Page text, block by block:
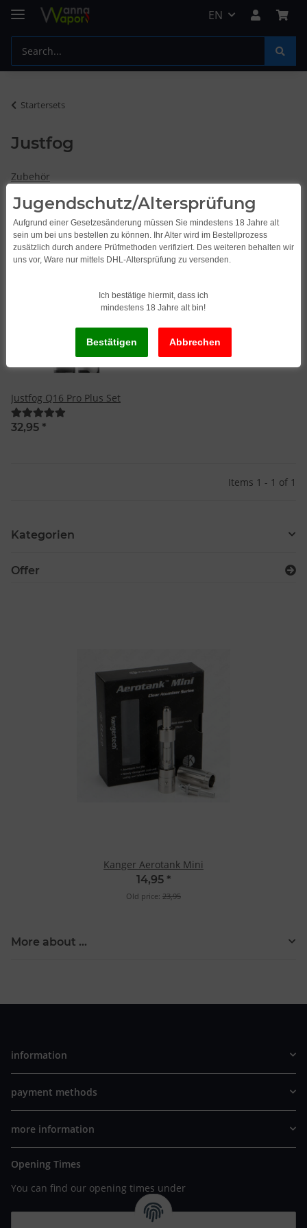
EN
Startersets
Justfog
Zubehör
Items 1 - 1 of 1
Justfog Q16 Pro Plus Set
32,95 *
Items 1 - 1 of 1
Kategorien
Offer
Kanger Aerotank Mini
14,95 *
Old price: 23,95
More about ...
information
payment methods
more information
Opening Times
You can find our opening times under
https://www.wannavapor.de/Filialen
Jugendschutz/Altersprüfung
Aufgrund einer Gesetzesänderung müssen Sie mindestens 18 Jahre alt
sein um bei uns bestellen zu können. Ihr Alter wird im Bestellprozess
zusätzlich durch andere Prüfmethoden verifiziert. Des weiteren behalten wir
uns vor, Ware nur mittels DHL-Altersprüfung zu versenden.
Ich bestätige hiermit, dass ich
mindestens 18 Jahre alt bin!